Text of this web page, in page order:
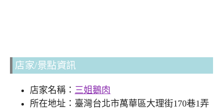
店家/景點資訊
店家名稱： 三姐鵝肉
所在地址：臺灣台北市萬華區大理街170巷1弄